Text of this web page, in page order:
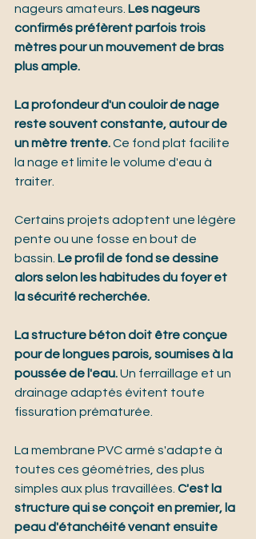
nageurs amateurs. Les nageurs
confirmés préfèrent parfois trois
mètres pour un mouvement de bras
plus ample.
La profondeur d'un couloir de nage
reste souvent constante, autour de
un mètre trente. Ce fond plat facilite
la nage et limite le volume d'eau à
traiter.
Certains projets adoptent une légère
pente ou une fosse en bout de
bassin. Le profil de fond se dessine
alors selon les habitudes du foyer et
la sécurité recherchée.
La structure béton doit être conçue
pour de longues parois, soumises à la
poussée de l'eau. Un ferraillage et un
drainage adaptés évitent toute
fissuration prématurée.
La membrane PVC armé s'adapte à
toutes ces géométries, des plus
simples aux plus travaillées. C'est la
structure qui se conçoit en premier, la
peau d'étanchéité venant ensuite